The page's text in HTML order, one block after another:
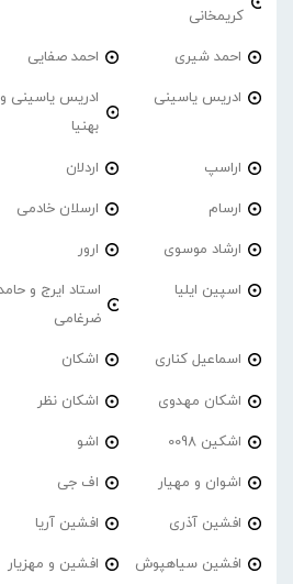
کریمخانی
احمد شیری احمد صفایی
ادریس یاسینی
ادریس یاسینی و
بهنیا
اراسپ اردلان
ارسام ارسلان خادمی
ارشاد موسوی ارور
اسپین ایلیا
استاد ایرج و
ضرغامی
اسماعیل کناری اشکان
اشکان مهدوی اشکان نظر
اشکین 0098 اشو
اشوان و مهیار اف جی
افشین آذری افشین آریا
افشین سیاهپوش افشین و مهزیار